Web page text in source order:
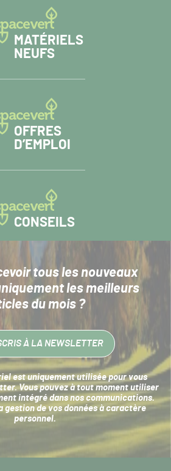
MATÉRIELS
NEUFS
OFFRES
D’EMPLOI
CONSEILS
tous les nouveaux
les meilleurs
du mois ?
À LA NEWSLETTER
est uniquement utilisée pour vous
Vous pouvez à tout moment utiliser
intégré dans nos communications.
gestion de vos données à caractère
personnel.